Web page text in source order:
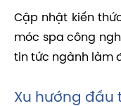
Cập nhật kiến
móc spa công
tin tức ngành làm
Xu hướng đầu